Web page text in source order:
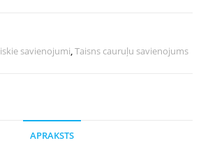
savienojumi,Taisns cauruļu savienojums
APRAKSTS